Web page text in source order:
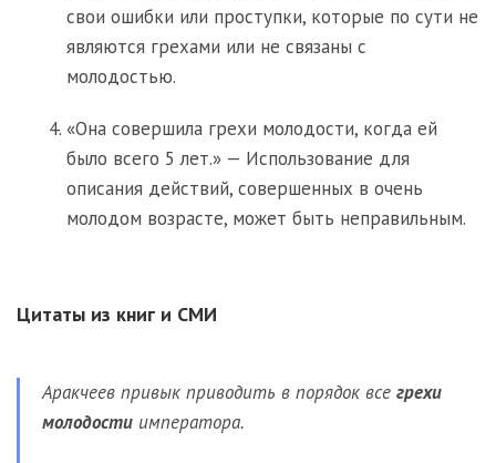
свои ошибки или проступки, которые по сути не
являются грехами или не связаны с
молодостью.
«Она совершила грехи молодости, когда ей
было всего 5 лет.» — Использование для
описания действий, совершенных в очень
молодом возрасте, может быть неправильным.
Цитаты из книг и СМИ
Аракчеев привык приводить в порядок все грехи
молодости императора.